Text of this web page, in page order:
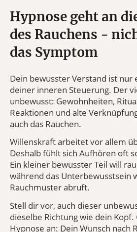
Hypnose geht an
des Rauchens -
das Symptom
Dein bewusster Verstand ist nur
deiner inneren Steuerung. Der
unbewusst: Gewohnheiten,
Reaktionen und alte
auch das Rauchen.
Willenskraft arbeitet vor allem
Deshalb fühlt sich Aufhören oft
Ein kleiner bewusster Teil will
während das Unterbewusstsein
Rauchmuster abruft.
Stell dir vor, auch dieser
dieselbe Richtung wie dein
Hypnose an: Dein Wunsch nach